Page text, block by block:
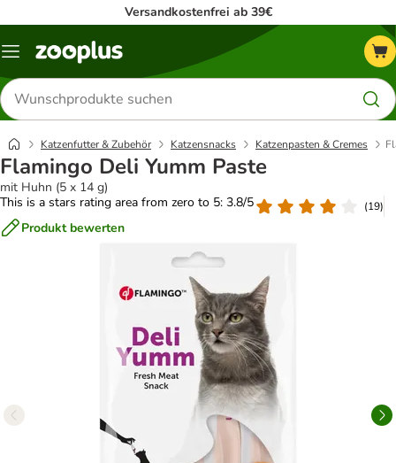
Versandkostenfrei ab 39€
Menü
Produkte
suchen
Katzenfutter & Zubehör Katzensnacks Katzenpasten & Cremes
Flamingo Deli Yumm Paste
mit Huhn (5 x 14 g)
This is a stars rating area from zero to 5: 3.8/5
(19)
Produkt bewerten